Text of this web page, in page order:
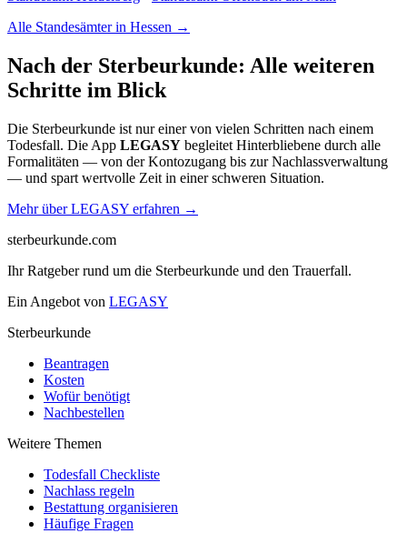
Alle Standesämter in Hessen →
Nach der Sterbeurkunde: Alle weiteren
Schritte im Blick
Die Sterbeurkunde ist nur einer von vielen Schritten nach einem
Todesfall. Die App LEGASY begleitet Hinterbliebene durch alle
Formalitäten — von der Kontozugang bis zur Nachlassverwaltung
— und spart wertvolle Zeit in einer schweren Situation.
Mehr über LEGASY erfahren →
sterbeurkunde.com
Ihr Ratgeber rund um die Sterbeurkunde und den Trauerfall.
Ein Angebot von LEGASY
Sterbeurkunde
Beantragen
Kosten
Wofür benötigt
Nachbestellen
Weitere Themen
Todesfall Checkliste
Nachlass regeln
Bestattung organisieren
Häufige Fragen